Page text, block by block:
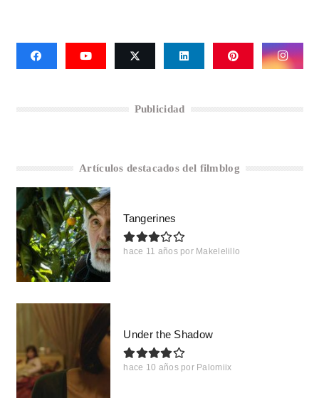
Publicidad
Artículos destacados del filmblog
Tangerines
hace 11 años por Makelelillo
Under the Shadow
hace 10 años por Palomiix